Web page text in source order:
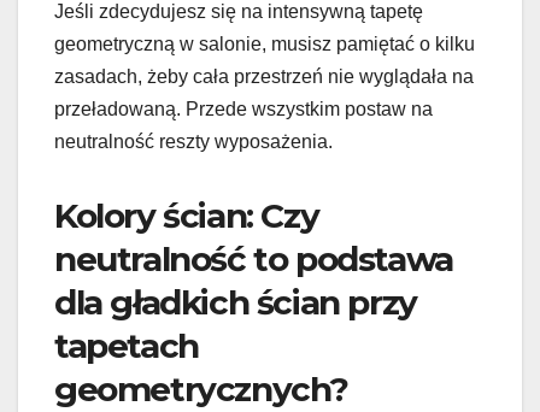
Jeśli zdecydujesz się na intensywną tapetę
geometryczną w salonie, musisz pamiętać o kilku
zasadach, żeby cała przestrzeń nie wyglądała na
przeładowaną. Przede wszystkim postaw na
neutralność reszty wyposażenia.
Kolory ścian: Czy
neutralność to podstawa
dla gładkich ścian przy
tapetach
geometrycznych?